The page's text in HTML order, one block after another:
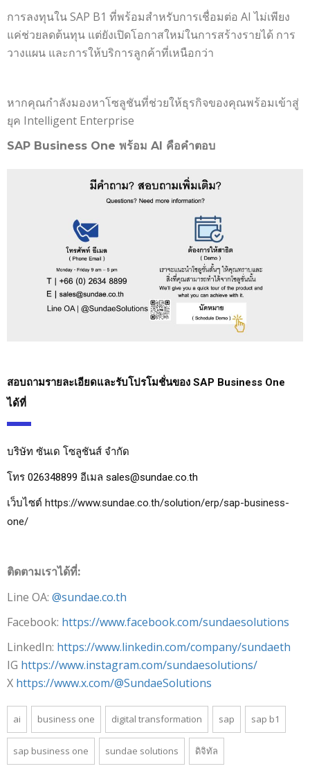
การลงทุนใน SAP B1 ที่พร้อมสำหรับการเชื่อมต่อ AI ไม่เพียง
แค่ช่วยลดต้นทุน แต่ยังเปิดโอกาสใหม่ในการสร้างรายได้ การ
วางแผน และการให้บริการลูกค้าที่เหนือกว่า
หากคุณกำลังมองหาโซลูชันที่ช่วยให้ธุรกิจของคุณพร้อมเข้าสู่
ยุค Intelligent Enterprise
SAP Business One พร้อม AI คือคำตอบ
สอบถามรายละเอียดและรับโปรโมชั่นของ SAP Business One
ได้ที่
บริษัท ซันเด โซลูชันส์ จำกัด
โทร 026348899 อีเมล sales@sundae.co.th
เว็บไซต์ https://www.sundae.co.th/solution/erp/sap-business-
one/
ติดตามเราได้ที่:
Line OA: @sundae.co.th
Facebook: https://www.facebook.com/sundaesolutions
LinkedIn: https://www.linkedin.com/company/sundaeth
IG https://www.instagram.com/sundaesolutions/
X https://www.x.com/@SundaeSolutions
ai business one digital transformation sap sap b1
sap business one sundae solutions ดิจิทัล